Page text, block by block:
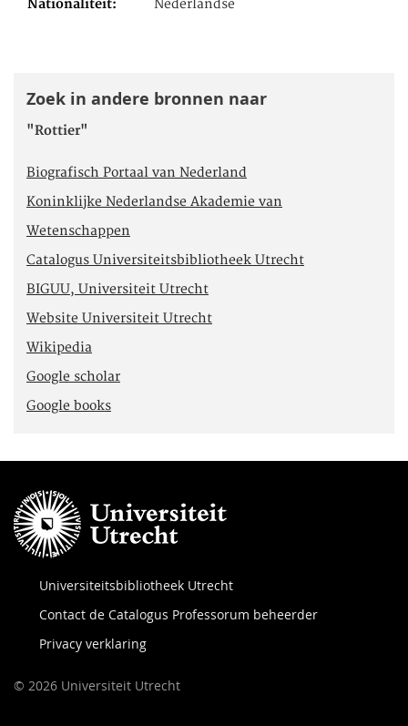
Nationaliteit Nederlandse
Zoek in andere bronnen naar
"Rottier"
Biografisch Portaal van Nederland
Koninklijke Nederlandse Akademie van
Wetenschappen
Catalogus Universiteitsbibliotheek Utrecht
BIGUU, Universiteit Utrecht
Website Universiteit Utrecht
Wikipedia
Google scholar
Google books
Universiteitsbibliotheek Utrecht
Contact de Catalogus Professorum beheerder
Privacy verklaring
© 2026 Universiteit Utrecht